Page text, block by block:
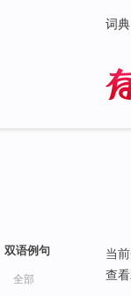
词典
双语例句
全部
当
查